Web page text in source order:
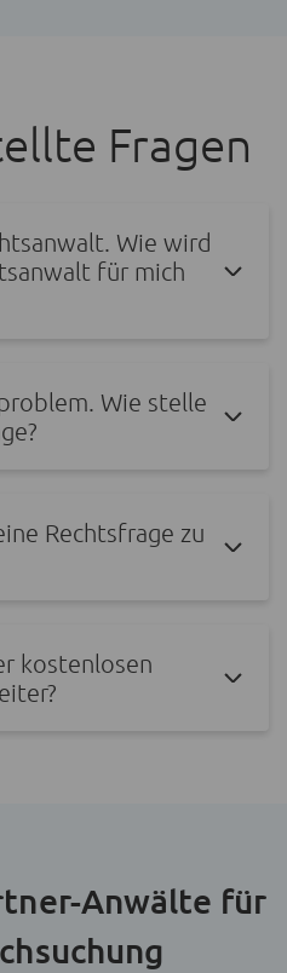
Fragen
Wie wird
für mich
Wie stelle
Rechtsfrage zu
kostenlosen
Anwälte für